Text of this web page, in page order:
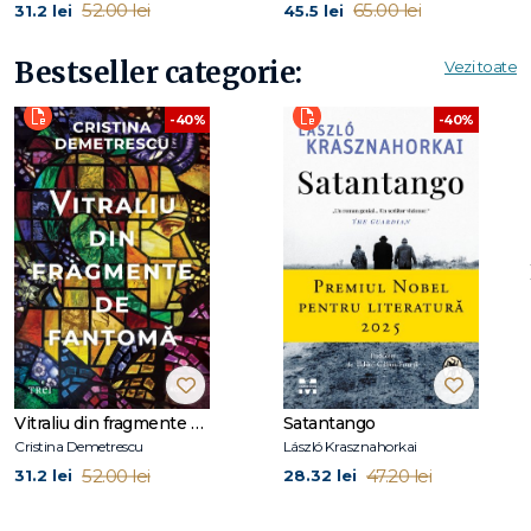
31.2 lei 52.00 lei 45.5 lei 65.00 lei
Bestseller categorie: Vezi toate
-40%
Vitraliu din fragmente de fantomă
Cristina Demetrescu
31.2 lei 52.00 lei
-40%
Satantango
László Krasznahorkai
28.32 lei 47.20 lei